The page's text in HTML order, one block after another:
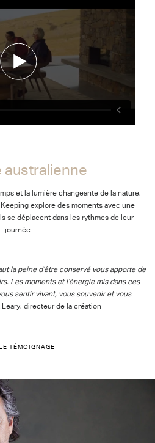
australienne
et la lumière changeante de la nature,
explore des moments avec une
se déplacent dans les rythmes de leur
journée.
la peine d’être conservé vous apporte de
Les moments et l’énergie mis dans ces
sentir vivant, vous souvenir et vous
directeur de la création
TÉMOIGNAGE